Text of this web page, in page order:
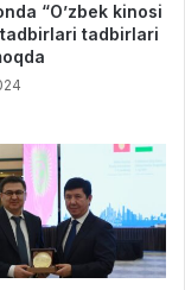
“O’zbek kinosi
tadbirlari